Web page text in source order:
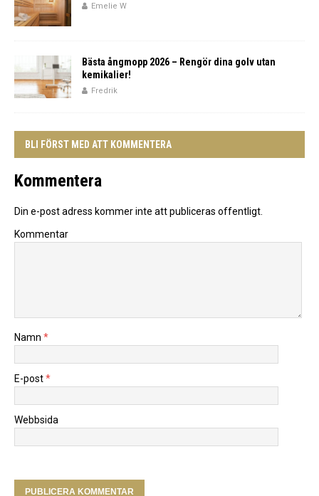
Emelie W
Bästa ångmopp 2026 – Rengör dina golv utan
kemikalier!
Fredrik
BLI FÖRST MED ATT KOMMENTERA
Kommentera
Din e-post adress kommer inte att publiceras offentligt.
Kommentar
Namn *
E-post*
Webbsida